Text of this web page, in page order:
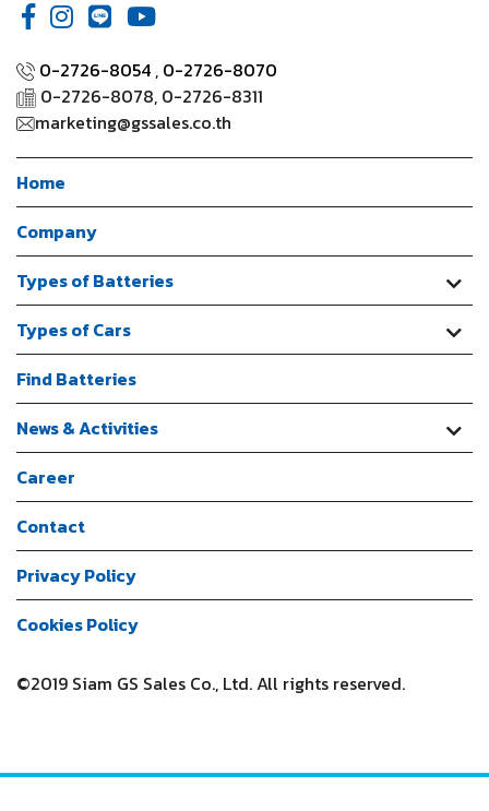
0-2726-8054 , 0-2726-8070
0-2726-8078, 0-2726-8311
marketing@gssales.co.th
Home
Company
Types of Batteries
Types of Cars
Find Batteries
News & Activities
Career
Contact
Privacy Policy
Cookies Policy
©2019 Siam GS Sales Co., Ltd. All rights reserved.